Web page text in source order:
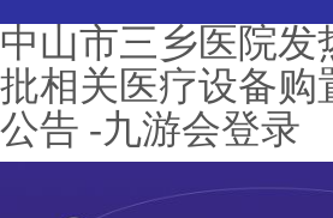
中山市三乡医院发
批相关医疗设备购
公告 -九游会登录